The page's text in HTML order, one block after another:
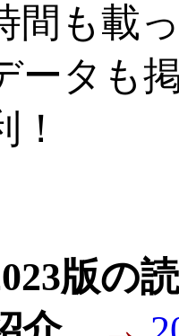
間も載
ータも
！
版の